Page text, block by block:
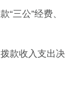
“三公”经费、
款收入支出决